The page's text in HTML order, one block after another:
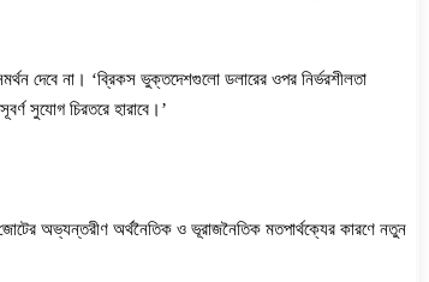
দেবে না। ‘ব্রিকস ভুক্তদেশগুলো ডলারের ওপর নির্ভরশীলতা
সুযোগ চিরতরে হারাবে।’
জোটের অভ্যন্তরীণ অর্থনৈতিক ও ভূরাজনৈতিক মতপার্থক্যের কারণে নতুন